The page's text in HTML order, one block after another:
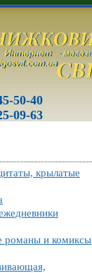
50-40
09-63
крылатые
романы и комиксы